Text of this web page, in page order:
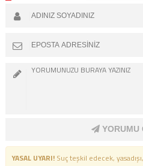
YORUMU
YASAL UYARI!Suç teşkil edecek,